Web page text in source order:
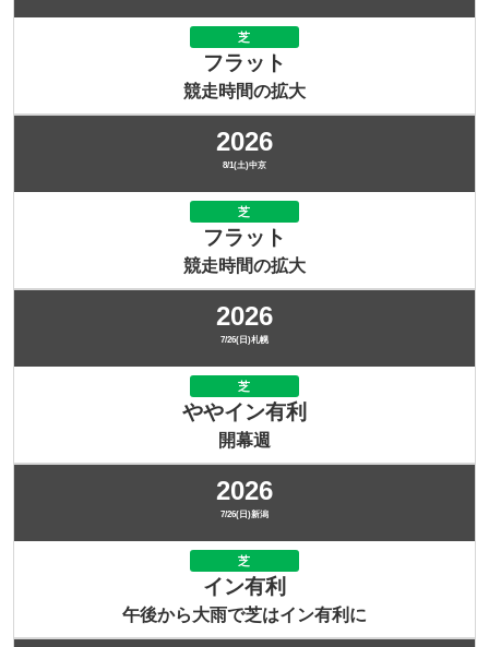
芝
フラット
競走時間の拡大
2026
8/1(土)中京
芝
フラット
競走時間の拡大
2026
7/26(日)札幌
芝
ややイン有利
開幕週
2026
7/26(日)新潟
芝
イン有利
午後から大雨で芝はイン有利に